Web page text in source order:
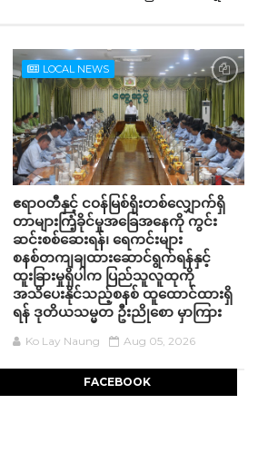
LOCAL NEWS
ဧရာဝတီနှင့် ငဝန်မြစ်ရိုးတစ်လျှောက်ရှိ
တာများကြံ့ခိုင်မှုအခြေအနေကို ကွင်း
ဆင်းစစ်ဆေးရန်၊ ရေကင်းများ
စနစ်တကျချထားဆောင်ရွက်ရန်နှင့်
ထူးခြားမှုရှိပါက ပြည်သူလူထုကို
အသိပေးနိုင်သည့်စနစ် ထူထောင်ထားရှိ
ရန် ဒုတိယသမ္မတ ဦးညိုစော မှာကြား
Ko Lay Naung Aug 05, 2026
FACEBOOK